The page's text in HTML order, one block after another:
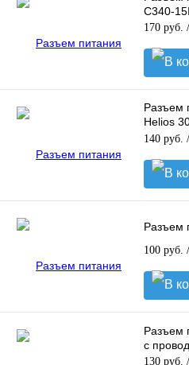
C340-
170 руб.
Разъем
Helios
PH317-
140 руб.
Разъем
100 руб.
Разъем
с
130 руб.